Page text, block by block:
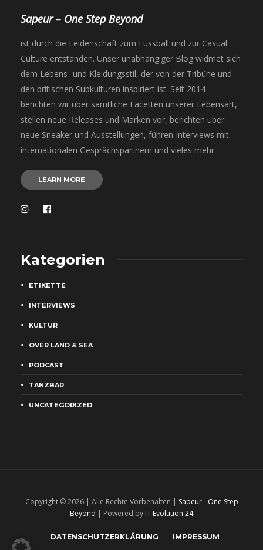
Sapeur – One Step Beyond
ist durch die Leidenschaft zum Fussball und zur Casual
Culture entstanden. Unser unabhängiger Blog widmet sich
dem Lebens- und Kleidungsstil, der von der Tribüne und
den britischen Subkulturen inspiriert ist. Seit 2014
berichten wir über sämtliche Facetten unserer Lebensart,
stellen neue Releases und Marken vor, berichten über
neue Sneaker und Ausstellungen, führen Interviews mit
internationalen Gesprächspartnern und vieles mehr.
LEARN MORE
Kategorien
ETIKETTE
INTERVIEWS
KULTUR
OVER LAND & SEA
PODCAST
TANZBAR
UNCATEGORIZED
Copyright © 2026 | Alle Rechte Vorbehalten | Sapeur - One Step
Beyond | Powered by IT Evolution 24
DATENSCHUTZERKLÄRUNG IMPRESSUM